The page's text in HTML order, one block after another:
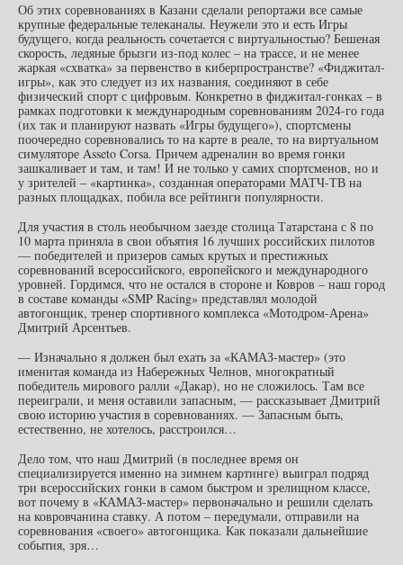
Об этих соревнованиях в Казани сделали репортажи все самые
крупные федеральные телеканалы. Неужели это и есть Игры
будущего, когда реальность сочетается с виртуальностью? Бешеная
скорость, ледяные брызги из-под колес – на трассе, и не менее
жаркая «схватка» за первенство в киберпространстве? «Фиджитал-
игры», как это следует из их названия, соединяют в себе
физический спорт с цифровым. Конкретно в фиджитал-гонках – в
рамках подготовки к международным соревнованиям 2024-го года
(их так и планируют назвать «Игры будущего»), спортсмены
поочередно соревновались то на карте в реале, то на виртуальном
симуляторе Asseto Corsa. Причем адреналин во время гонки
зашкаливает и там, и там! И не только у самих спортсменов, но и
у зрителей – «картинка», созданная операторами МАТЧ-ТВ на
разных площадках, побила все рейтинги популярности.
Для участия в столь необычном заезде столица Татарстана с 8 по
10 марта приняла в свои объятия 16 лучших российских пилотов
— победителей и призеров самых крутых и престижных
соревнований всероссийского, европейского и международного
уровней. Гордимся, что не остался в стороне и Ковров – наш город
в составе команды «SMP Racing» представлял молодой
автогонщик, тренер спортивного комплекса «Мотодром-Арена»
Дмитрий Арсентьев.
— Изначально я должен был ехать за «КАМАЗ-мастер» (это
именитая команда из Набережных Челнов, многократный
победитель мирового ралли «Дакар), но не сложилось. Там все
переиграли, и меня оставили запасным, — рассказывает Дмитрий
свою историю участия в соревнованиях. — Запасным быть,
естественно, не хотелось, расстроился…
Дело том, что наш Дмитрий (в последнее время он
специализируется именно на зимнем картинге) выиграл подряд
три всероссийских гонки в самом быстром и зрелищном классе,
вот почему в «КАМАЗ-мастер» первоначально и решили сделать
на ковровчанина ставку. А потом – передумали, отправили на
соревнования «своего» автогонщика. Как показали дальнейшие
события, зря…